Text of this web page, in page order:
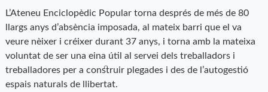
L’Ateneu Enciclopèdic Popular torna després de més de 80
llargs anys d’absència imposada, al mateix barri que el va
veure nèixer i créixer durant 37 anys, i torna amb la mateixa
voluntat de ser una eina útil al servei dels treballadors i
treballadores per a construir plegades i des de l’autogestió
espais naturals de llibertat.